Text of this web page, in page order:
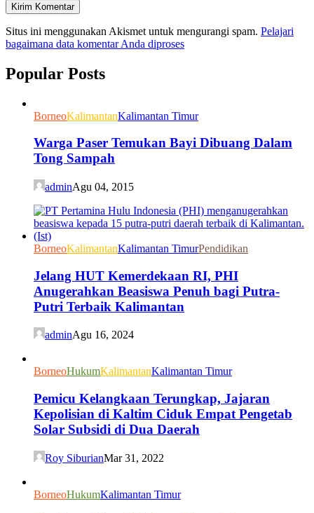
Situs ini menggunakan Akismet untuk mengurangi spam. Pelajari
bagaimana data komentar Anda diproses
Popular Posts
BorneoKalimantanKalimantan Timur
Warga Paser Temukan Bayi Dibuang Dalam
Tong Sampah
adminAgu 04, 2015
BorneoKalimantanKalimantan TimurPendidikan
Jelang HUT Kemerdekaan RI, PHI
Anugerahkan Beasiswa Penuh bagi Putra-
Putri Terbaik Kalimantan
adminAgu 16, 2024
BorneoHukumKalimantanKalimantan Timur
Pemicu Kelangkaan Terungkap, Jajaran
Kepolisian di Kaltim Ciduk Empat Pengetab
Solar Subsidi di Dua Daerah
Roy SiburianMar 31, 2022
BorneoHukumKalimantan Timur